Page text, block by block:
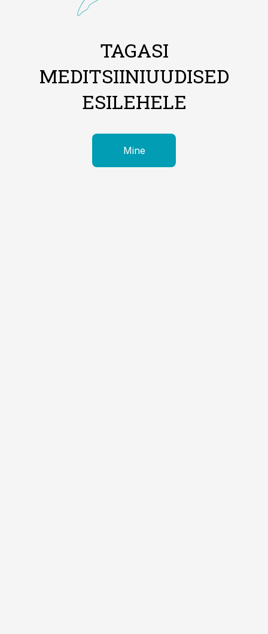
TAGASI
MEDITSIINIUUDISED
ESILEHELE
Mine